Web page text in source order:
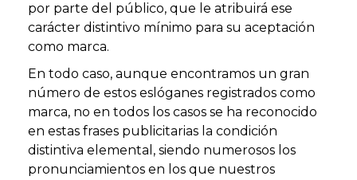
por parte del público, que le atribuirá ese
carácter distintivo mínimo para su aceptación
como marca.
En todo caso, aunque encontramos un gran
número de estos eslóganes registrados como
marca, no en todos los casos se ha reconocido
en estas frases publicitarias la condición
distintiva elemental, siendo numerosos los
pronunciamientos en los que nuestros